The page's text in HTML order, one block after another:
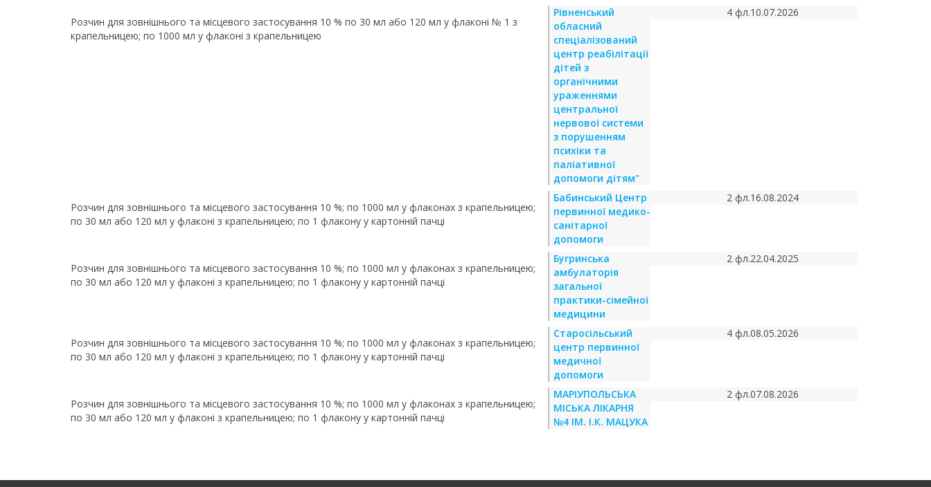
Розчин для зовнішнього та місцевого застосування 10 % по 30 мл або 120 мл у флаконі № 1 з
крапельницею; по 1000 мл у флаконі з крапельницею
Рівненський
обласний
спеціалізований
центр реабілітації
дітей з
органічними
ураженнями
центральної
нервової системи
з порушенням
психіки та
паліативної
допомоги дітям"
4 фл.10.07.2026
Розчин для зовнішнього та місцевого застосування 10 %; по 1000 мл у флаконах з крапельницею;
по 30 мл або 120 мл у флаконі з крапельницею; по 1 флакону у картонній пачці
Бабинський Центр
первинної медико-
санітарної
допомоги
2 фл.16.08.2024
Розчин для зовнішнього та місцевого застосування 10 %; по 1000 мл у флаконах з крапельницею;
по 30 мл або 120 мл у флаконі з крапельницею; по 1 флакону у картонній пачці
Бугринська
амбулаторія
загальної
практики-сімейної
медицини
2 фл.22.04.2025
Розчин для зовнішнього та місцевого застосування 10 %; по 1000 мл у флаконах з крапельницею;
по 30 мл або 120 мл у флаконі з крапельницею; по 1 флакону у картонній пачці
Старосільський
центр первинної
медичної
допомоги
4 фл.08.05.2026
Розчин для зовнішнього та місцевого застосування 10 %; по 1000 мл у флаконах з крапельницею;
по 30 мл або 120 мл у флаконі з крапельницею; по 1 флакону у картонній пачці
МАРІУПОЛЬСЬКА
МІСЬКА ЛІКАРНЯ
№4 ІМ. І.К. МАЦУКА
2 фл.07.08.2026